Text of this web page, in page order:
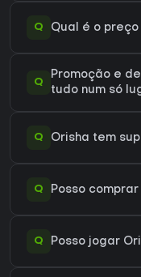
Q Qual é o
Q
Promoção e
tudo num só
Q Orisha tem
Q Posso
Q Posso jogar